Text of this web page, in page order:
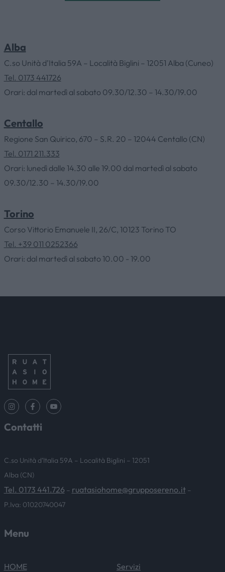
HOME
AZIENDA
CONTATTI
NEWS & EVENTI
Alba
C.so Unità d’Italia 59A – Località Biglini – 12051 Alba (Cuneo)
Tel. 0173 441726
Orari: dal martedì al sabato 09.30/12.30 – 14.30/19.00
Centallo
Regione San Quirico, 670 – S.R. 20 – 12044 Centallo (CN)
Tel. 0171 211.333
Orari: lunedì dalle 14.30 alle 19.00 dal martedì al sabato
09.30/12.30 – 14.30/19.00
Torino
Corso Vittorio Emanuele II, 26/C, 10123 Torino TO
Tel. +39 011 0252366
Orari: dal martedì al sabato 10.00 - 19.00
Contatti
C.so Unità d’Italia 59A – Località Biglini – 12051
Alba (CN)
Tel. 0173 441.726 – ruatasiohome@grupposereno.it –
P.Iva: 01020740047
Menu
HOME
Servizi